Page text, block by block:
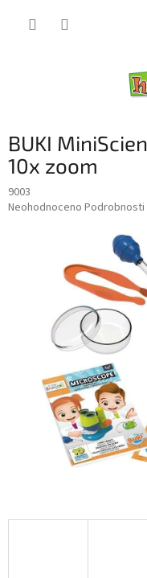
BUKI
10x zoom
9003
Průměrné
hvězdiček.
Neohodnoceno